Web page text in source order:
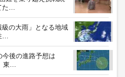
た…
の大雨」となる地域
…
今後の進路予想は
東…